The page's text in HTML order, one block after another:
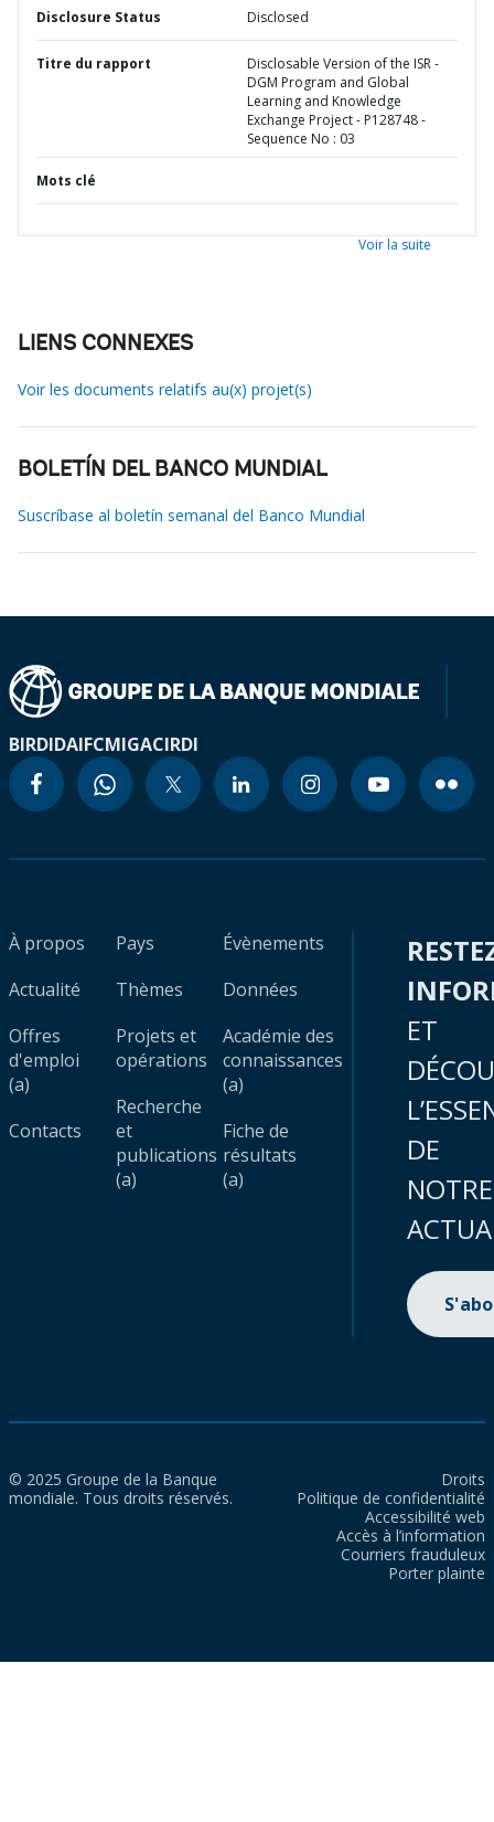
Disclosure Status Disclosed
Titre du rapport
Disclosable Version of the ISR -
DGM Program and Global
Learning and Knowledge
Exchange Project - P128748 -
Sequence No : 03
Mots clé
Voir la suite
LIENS CONNEXES
Voir les documents relatifs au(x) projet(s)
BOLETÍN DEL BANCO MUNDIAL
Suscríbase al boletín semanal del Banco Mundial
BIRDIDAIFCMIGACIRDI
À propos
Actualité
Offres
d'emploi
(a)
Contacts
Pays
Thèmes
Projets et
opérations
Recherche
et
publications
(a)
Évènements
Données
Académie des
connaissances
(a)
Fiche de
résultats
(a)
ET
DE
NOTRE
© 2025 Groupe de la Banque
mondiale. Tous droits réservés.
Droits
Politique de confidentialité
Accessibilité web
Accès à l’information
Courriers frauduleux
Porter plainte